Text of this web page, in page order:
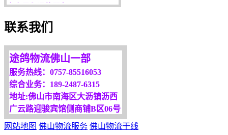
服务是永恒的追求！
欢迎您光临！
更多服务请来电咨询，
我们将竭诚为你服务！
联系我们
途鸽物流佛山一部
服务热线：0757-85516053
综合业务：189-2487-6315
地址:佛山市南海区大沥镇沥西
广云路迎骏宾馆侧商铺B区06号
网站地图 佛山物流服务 佛山物流干线